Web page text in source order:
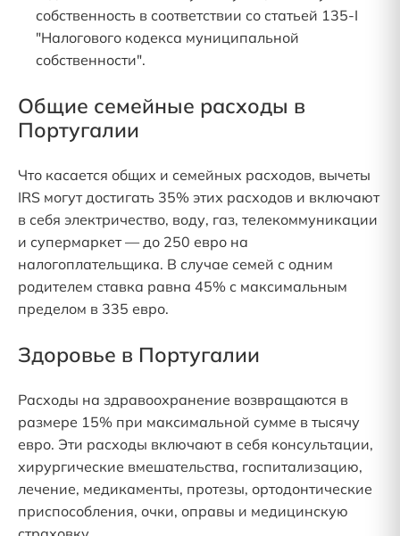
собственность в соответствии со статьей 135-I
"Налогового кодекса муниципальной
собственности".
Общие семейные расходы в
Португалии
Что касается общих и семейных расходов, вычеты
IRS могут достигать 35% этих расходов и включают
в себя электричество, воду, газ, телекоммуникации
и супермаркет — до 250 евро на
налогоплательщика. В случае семей с одним
родителем ставка равна 45% с максимальным
пределом в 335 евро.
Здоровье в Португалии
Расходы на здравоохранение возвращаются в
размере 15% при максимальной сумме в тысячу
евро. Эти расходы включают в себя консультации,
хирургические вмешательства, госпитализацию,
лечение, медикаменты, протезы, ортодонтические
приспособления, очки, оправы и медицинскую